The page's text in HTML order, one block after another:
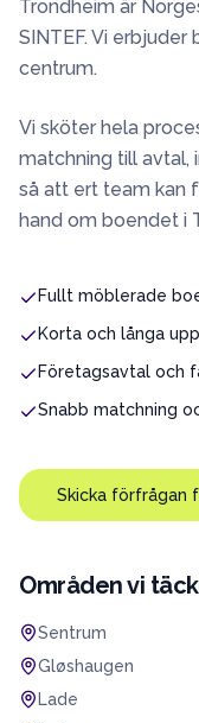
Trondheim är
SINTEF. Vi
centrum.
Vi sköter hela
matchning till avtal,
så att ert team kan
hand om boendet i
Fullt möblerade
Korta och långa
Företagsavtal och
Snabb matchning
Skicka förfrågan
Områden vi
Sentrum
Gløshaugen
Lade